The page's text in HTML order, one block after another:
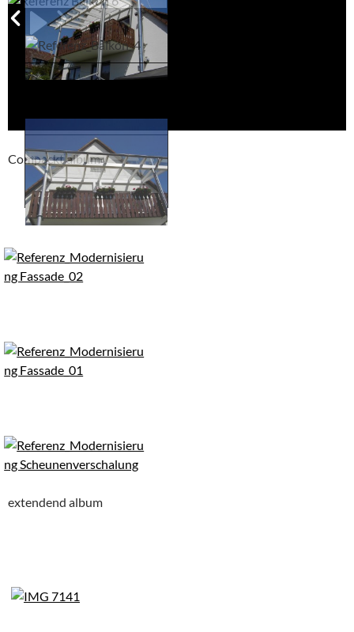
Compackt album
extendend album